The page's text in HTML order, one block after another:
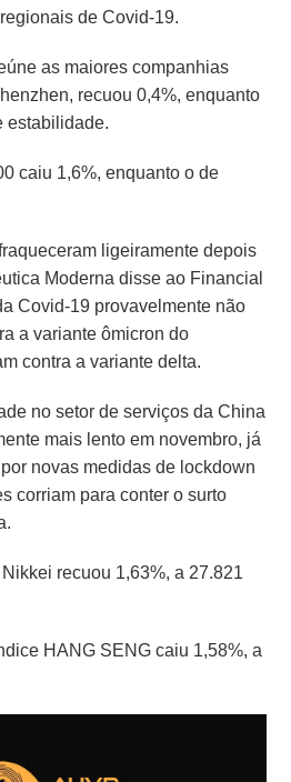
de Covid-19.
as maiores companhias
recuou 0,4%, enquanto
estabilidade.
caiu 1,6%, enquanto o de
ligeiramente depois
Moderna disse ao Financial
Covid-19 provavelmente não
a variante ômicron do
contra a variante delta.
no setor de serviços da China
mais lento em novembro, já
novas medidas de lockdown
corriam para conter o surto
recuou 1,63%, a 27.821
HANG SENG caiu 1,58%, a